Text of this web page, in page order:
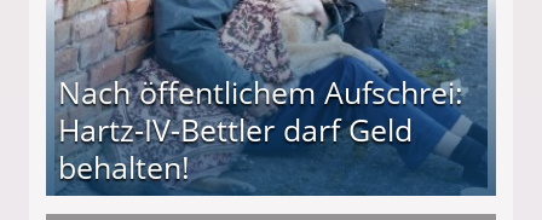
Nach öffentlichem Aufschrei:
Hartz-IV-Bettler darf Geld
behalten!